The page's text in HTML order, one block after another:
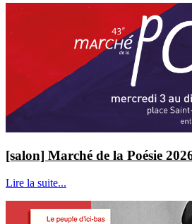
[salon] Marché de la Poésie
Lire la suite...